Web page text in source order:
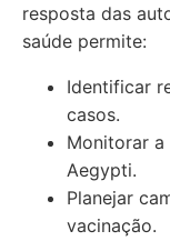
resposta das
saúde permite:
Identificar
casos.
Monitorar
Aegypti.
Planejar
vacinação.